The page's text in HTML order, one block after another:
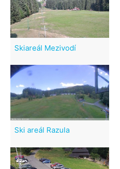
Skiareál Mezivodí
Ski areál Razula